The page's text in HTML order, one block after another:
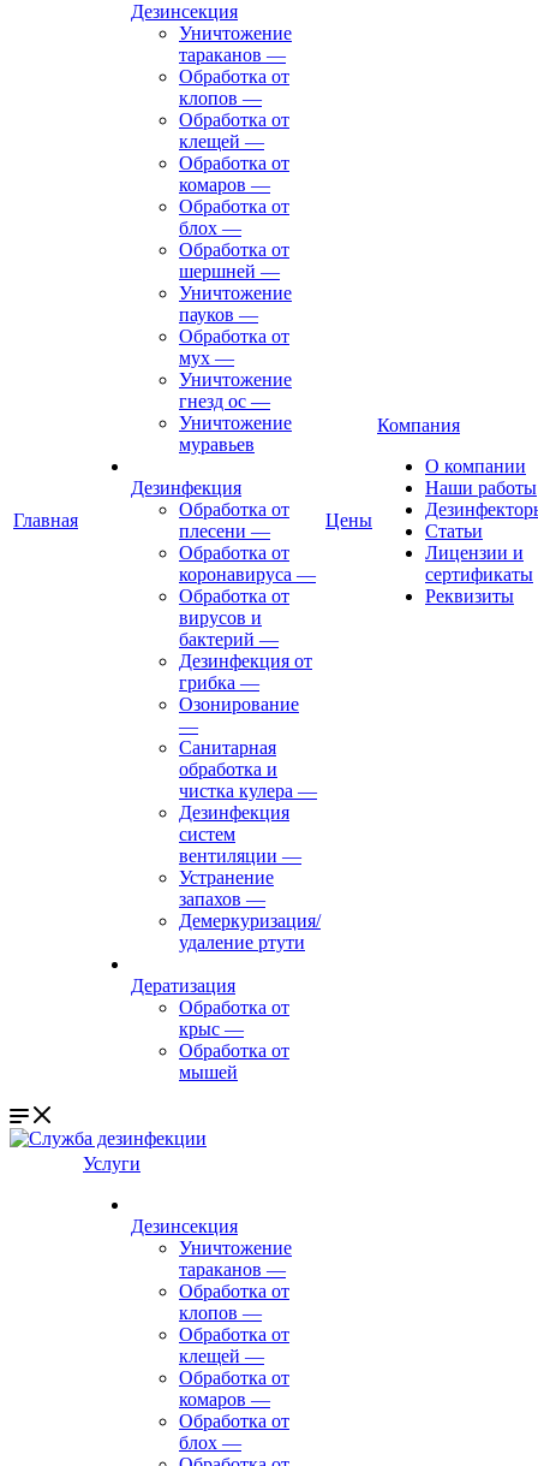
Главная
Дезинсекция
Уничтожение
тараканов —
Обработка от
клопов —
Обработка от
клещей —
Обработка от
комаров —
Обработка от
блох —
Обработка от
шершней —
Уничтожение
пауков —
Обработка от
мух —
Уничтожение
гнезд ос —
Уничтожение
муравьев
Дезинфекция
Обработка от
плесени —
Обработка от
коронавируса —
Обработка от
вирусов и
бактерий —
Дезинфекция от
грибка —
Озонирование
—
Санитарная
обработка и
чистка кулера —
Дезинфекция
систем
вентиляции —
Устранение
запахов —
Демеркуризация/
удаление ртути
Дератизация
Обработка от
крыс —
Обработка от
мышей
Цены
Компания
О компании
Наши работы
Статьи
Лицензии и
сертификаты
Реквизиты
Услуги
Дезинсекция
Уничтожение
тараканов —
Обработка от
клопов —
Обработка от
клещей —
Обработка от
комаров —
Обработка от
блох —